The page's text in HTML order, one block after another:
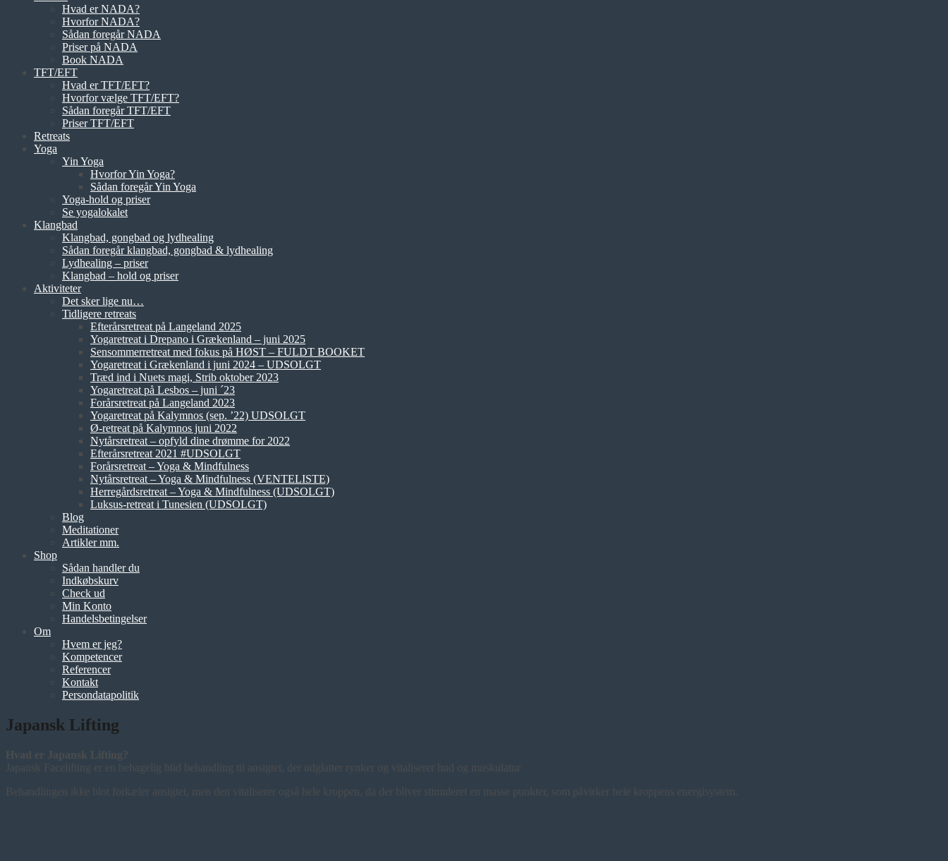
Hvad er NADA?
Hvorfor NADA?
Sådan foregår NADA
Priser på NADA
Book NADA
TFT/EFT
Hvad er TFT/EFT?
Hvorfor vælge TFT/EFT?
Sådan foregår TFT/EFT
Priser TFT/EFT
Retreats
Yoga
Yin Yoga
Hvorfor Yin Yoga?
Sådan foregår Yin Yoga
Yoga-hold og priser
Se yogalokalet
Klangbad
Klangbad, gongbad og lydhealing
Sådan foregår klangbad, gongbad & lydhealing
Lydhealing – priser
Klangbad – hold og priser
Aktiviteter
Det sker lige nu…
Tidligere retreats
Efterårsretreat på Langeland 2025
Yogaretreat i Drepano i Grækenland – juni 2025
Sensommerretreat med fokus på HØST – FULDT BOOKET
Yogaretreat i Grækenland i juni 2024 – UDSOLGT
Træd ind i Nuets magi, Strib oktober 2023
Yogaretreat på Lesbos – juni ´23
Forårsretreat på Langeland 2023
Yogaretreat på Kalymnos (sep. ’22) UDSOLGT
Ø-retreat på Kalymnos juni 2022
Nytårsretreat – opfyld dine drømme for 2022
Efterårsretreat 2021 #UDSOLGT
Forårsretreat – Yoga & Mindfulness
Nytårsretreat – Yoga & Mindfulness (VENTELISTE)
Herregårdsretreat – Yoga & Mindfulness (UDSOLGT)
Luksus-retreat i Tunesien (UDSOLGT)
Blog
Meditationer
Artikler mm.
Shop
Sådan handler du
Indkøbskurv
Check ud
Min Konto
Handelsbetingelser
Om
Hvem er jeg?
Kompetencer
Referencer
Kontakt
Persondatapolitik
Japansk Lifting
Hvad er Japansk Lifting?
Japansk Facelifting er en behagelig blid behandling til ansigtet, der udglatter rynker og vitaliserer hud og muskulatur
Behandlingen ikke blot forkæler ansigtet, men den vitaliserer også hele kroppen, da der bliver stimuleret en masse punkter, som påvirker hele kroppens energisystem.